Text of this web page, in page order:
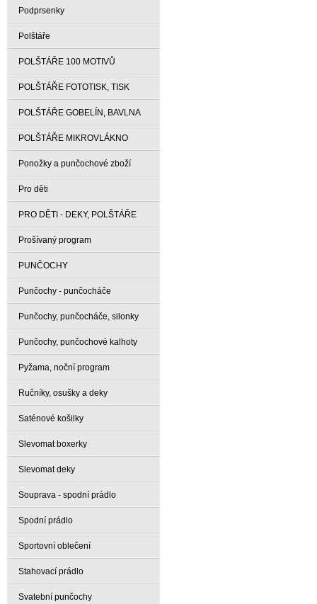
Podprsenky
Polštáře
POLŠTÁŘE 100 MOTIVŮ
POLŠTÁŘE FOTOTISK, TISK
POLŠTÁŘE GOBELÍN, BAVLNA
POLŠTÁŘE MIKROVLÁKNO
Ponožky a punčochové zboží
Pro děti
PRO DĚTI - DEKY, POLŠTÁŘE
Prošívaný program
PUNČOCHY
Punčochy - punčocháče
Punčochy, punčocháče, silonky
Punčochy, punčochové kalhoty
Pyžama, noční program
Ručníky, osušky a deky
Saténové košilky
Slevomat boxerky
Slevomat deky
Souprava - spodní prádlo
Spodní prádlo
Sportovní oblečení
Stahovací prádlo
Svatební punčochy